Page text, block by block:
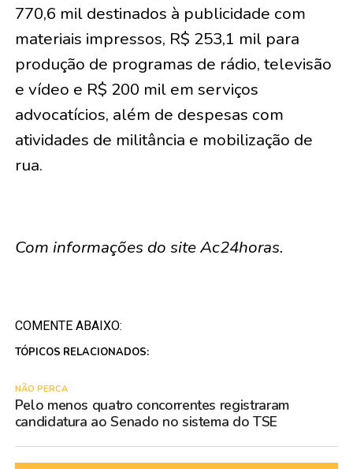
770,6 mil destinados à publicidade com
materiais impressos, R$ 253,1 mil para
produção de programas de rádio, televisão
e vídeo e R$ 200 mil em serviços
advocatícios, além de despesas com
atividades de militância e mobilização de
rua.
Com informações do site Ac24horas.
COMENTE ABAIXO:
TÓPICOS RELACIONADOS:
NÃO PERCA
Pelo menos quatro concorrentes registraram
candidatura ao Senado no sistema do TSE